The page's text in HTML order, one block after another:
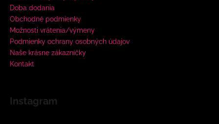
Doba dodania
Obchodné podmienky
Možnosti vrátenia/výmeny
Podmienky ochrany osobných údajov
Naše krásne zákazníčky
Kontakt
Instagram